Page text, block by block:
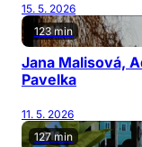
15. 5. 2026
123 min
Jana Malisová,
Pavelka
11. 5. 2026
127 min